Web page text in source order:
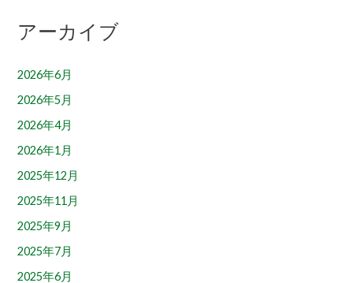
アーカイブ
2026年6月
2026年5月
2026年4月
2026年1月
2025年12月
2025年11月
2025年9月
2025年7月
2025年6月